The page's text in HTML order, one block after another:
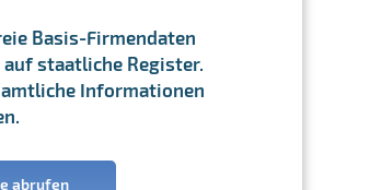
Basis-Firmendaten
staatliche Register.
Informationen
abrufen